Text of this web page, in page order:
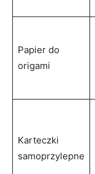
Papier do
origami
Karteczki
samoprzylepne